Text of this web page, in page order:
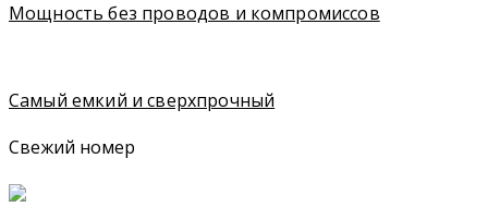
Мощность без проводов и компромиссов
Самый емкий и сверхпрочный
Свежий номер